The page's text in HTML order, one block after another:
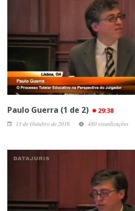
Paulo Guerra (1 de 2) 29:38
13 de Outubro de 2016 480 visualizações